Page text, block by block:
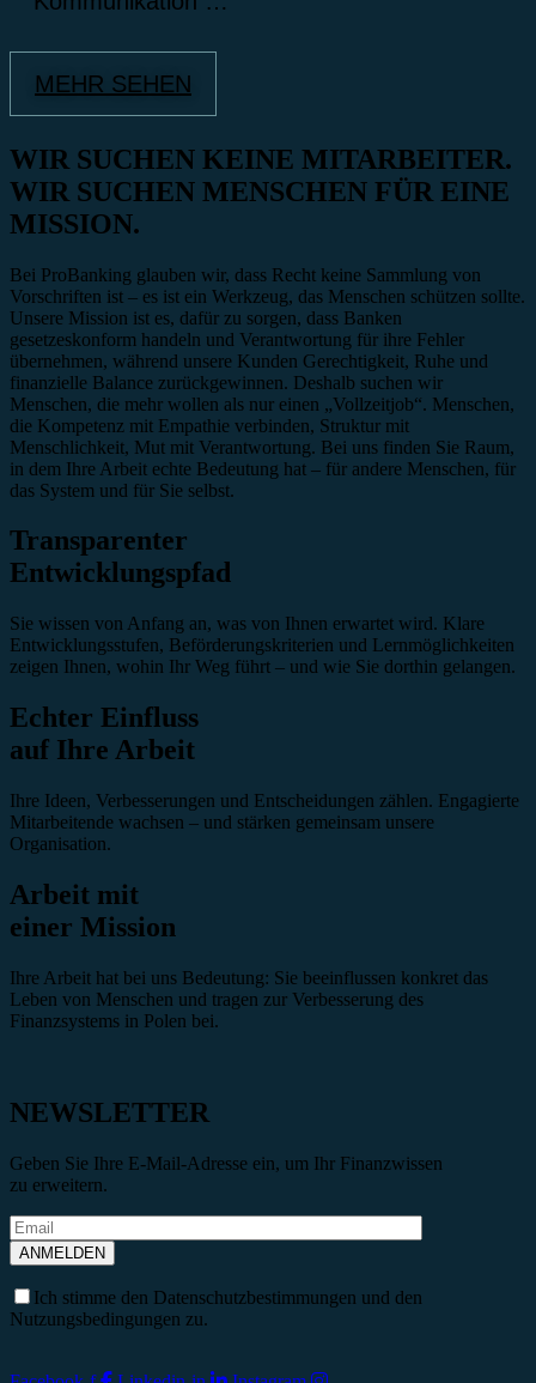
MEHR SEHEN
WIR SUCHEN KEINE MITARBEITER.
WIR SUCHEN MENSCHEN FÜR EINE
MISSION.
Bei ProBanking glauben wir, dass Recht keine Sammlung von
Vorschriften ist – es ist ein Werkzeug, das Menschen schützen sollte.
Unsere Mission ist es, dafür zu sorgen, dass Banken
gesetzeskonform handeln und Verantwortung für ihre Fehler
übernehmen, während unsere Kunden Gerechtigkeit, Ruhe und
finanzielle Balance zurückgewinnen. Deshalb suchen wir
Menschen, die mehr wollen als nur einen „Vollzeitjob“. Menschen,
die Kompetenz mit Empathie verbinden, Struktur mit
Menschlichkeit, Mut mit Verantwortung. Bei uns finden Sie Raum,
in dem Ihre Arbeit echte Bedeutung hat – für andere Menschen, für
das System und für Sie selbst.
Transparenter
Entwicklungspfad
Sie wissen von Anfang an, was von Ihnen erwartet wird. Klare
Entwicklungsstufen, Beförderungskriterien und Lernmöglichkeiten
zeigen Ihnen, wohin Ihr Weg führt – und wie Sie dorthin gelangen.
Echter Einfluss
auf Ihre Arbeit
Ihre Ideen, Verbesserungen und Entscheidungen zählen. Engagierte
Mitarbeitende wachsen – und stärken gemeinsam unsere
Organisation.
Arbeit mit
einer Mission
Ihre Arbeit hat bei uns Bedeutung: Sie beeinflussen konkret das
Leben von Menschen und tragen zur Verbesserung des
Finanzsystems in Polen bei.
NEWSLETTER
Geben Sie Ihre E-Mail-Adresse ein, um Ihr Finanzwissen
zu erweitern.
Ich stimme den Datenschutzbestimmungen und den
Nutzungsbedingungen zu.